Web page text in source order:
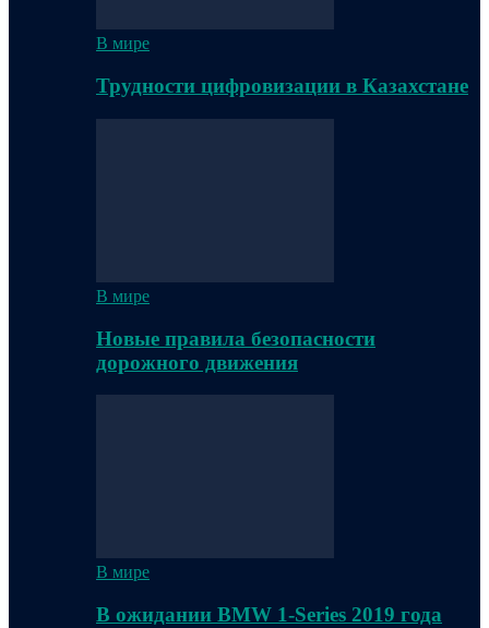
В мире
Трудности цифровизации в Казахстане
В мире
Новые правила безопасности
дорожного движения
В мире
В ожидании BMW 1-Series 2019 года